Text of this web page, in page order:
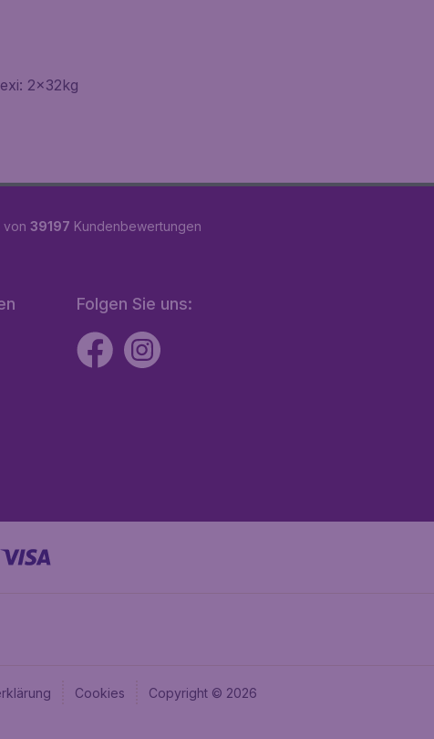
2x32kg
von 39197 Kundenbewertungen
Folgen Sie uns:
Cookies Copyright © 2026